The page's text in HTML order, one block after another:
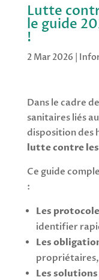
Lutte
le guide
!
2 Mar 2026
Dans le cadre
sanitaires liés
disposition des
lutte contre les
Ce guide
:
Les
identifier
Les
propriétaires,
Les